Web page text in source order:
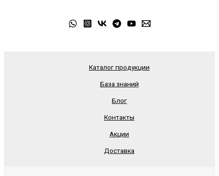
Каталог продукции
База знаний
Блог
Контакты
Акции
Доставка